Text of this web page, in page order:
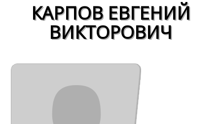
КАРПОВ ЕВГЕНИЙ
ВИКТОРОВИЧ